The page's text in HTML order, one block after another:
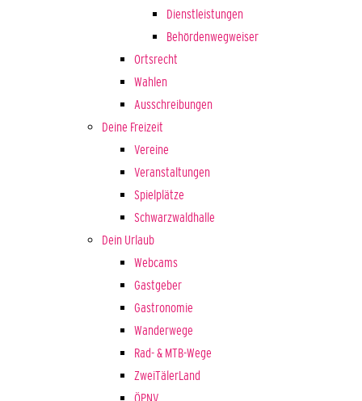
Dienstleistungen
Behördenwegweiser
Ortsrecht
Wahlen
Ausschreibungen
Deine Freizeit
Vereine
Veranstaltungen
Spielplätze
Schwarzwaldhalle
Dein Urlaub
Webcams
Gastgeber
Gastronomie
Wanderwege
Rad- & MTB-Wege
ZweiTälerLand
ÖPNV